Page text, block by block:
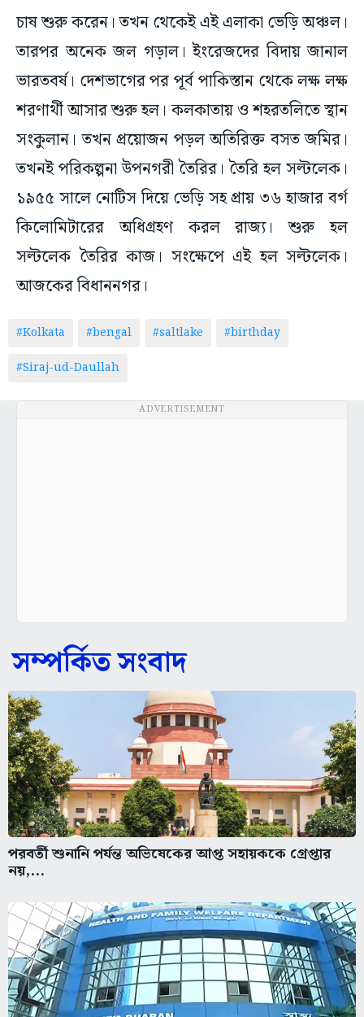
চাষ শুরু করেন। তখন থেকেই এই এলাকা ভেড়ি অঞ্চল।
তারপর অনেক জল গড়াল। ইংরেজদের বিদায় জানাল
ভারতবর্ষ। দেশভাগের পর পূর্ব পাকিস্তান থেকে লক্ষ লক্ষ
শরণার্থী আসার শুরু হল। কলকাতায় ও শহরতলিতে স্থান
সংকুলান। তখন প্রয়োজন পড়ল অতিরিক্ত বসত জমির।
তখনই পরিকল্পনা উপনগরী তৈরির। তৈরি হল সল্টলেক।
১৯৫৫ সালে নোটিস দিয়ে ভেড়ি সহ প্রায় ৩৬ হাজার বর্গ
কিলোমিটারের অধিগ্রহণ করল রাজ্য। শুরু হল
সল্টলেক তৈরির কাজ। সংক্ষেপে এই হল সল্টলেক।
আজকের বিধাননগর।
#Kolkata #bengal #saltlake
#birthday
#Siraj-ud-Daullah
ADVERTISEMENT
সম্পর্কিত সংবাদ
পরবর্তী শুনানি পর্যন্ত অভিষেকের আপ্ত সহায়ককে গ্রেপ্তার
নয়,...